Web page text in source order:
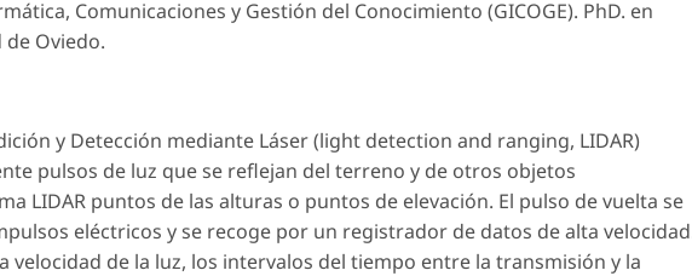
Comunicaciones y Gestión del Conocimiento (GICOGE). PhD. en
Oviedo.
y Detección mediante Láser (light detection and ranging, LIDAR)
pulsos de luz que se reflejan del terreno y de otros objetos
LIDAR puntos de las alturas o puntos de elevación. El pulso de vuelta se
eléctricos y se recoge por un registrador de datos de alta
velocidad de la luz, los intervalos del tiempo entre la transmisión y la